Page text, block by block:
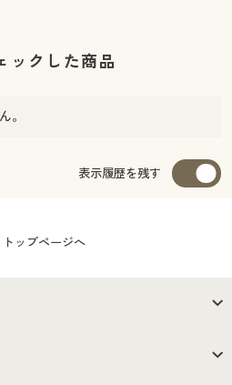
ックした商品
。
表示履歴を残す
ップページへ